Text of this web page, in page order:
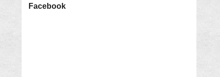
Facebook